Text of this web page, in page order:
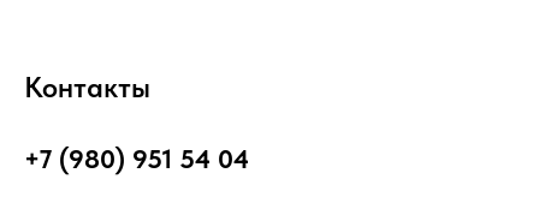
Контакты
+7 (980) 951 54 04